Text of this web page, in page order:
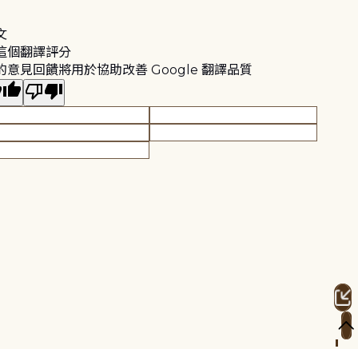
個翻譯評分
意見回饋將用於協助改善 Google 翻譯品質